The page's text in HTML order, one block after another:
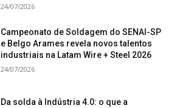
24/07/2026
Campeonato de Soldagem do SENAI-SP
e Belgo Arames revela novos talentos
industriais na Latam Wire + Steel 2026
24/07/2026
Da solda à Indústria 4.0: o que a